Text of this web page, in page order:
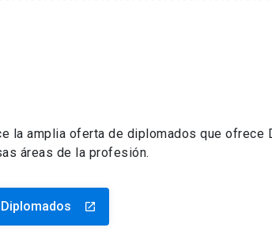
la amplia oferta de diplomados que ofrece
áreas de la profesión.
launch